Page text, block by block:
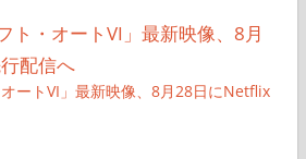
オートVI」最新映像、8月28日にNetflix